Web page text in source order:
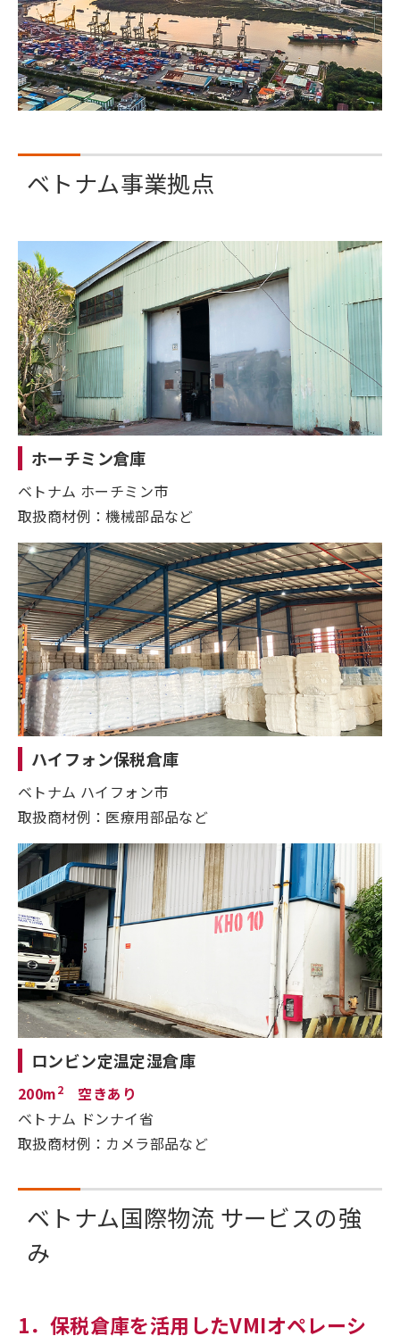
ベトナム事業拠点
ホーチミン倉庫
ベトナム ホーチミン市
取扱商材例：機械部品など
ハイフォン保税倉庫
ベトナム ハイフォン市
取扱商材例：医療用部品など
ロンビン定温定湿倉庫
200m2
空きあり
ベトナム ドンナイ省
取扱商材例：カメラ部品など
ベトナム国際物流 サービスの強
み
1．保税倉庫を活用したVMIオペレーシ